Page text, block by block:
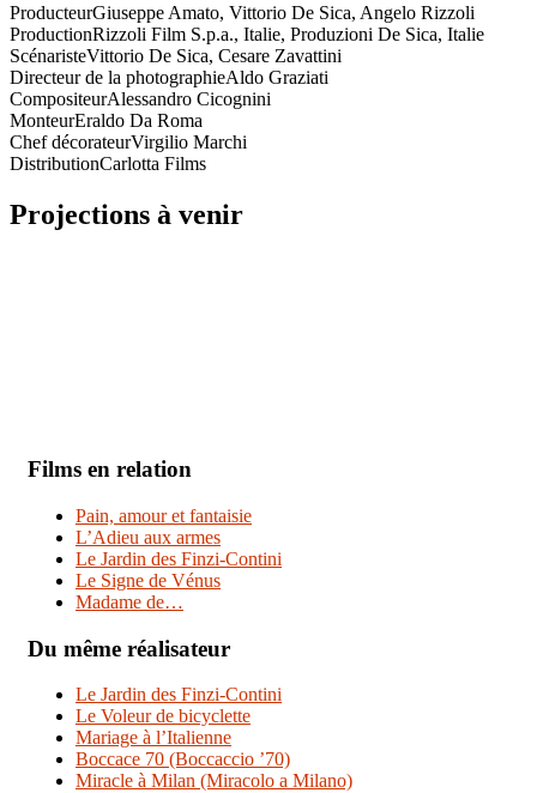
ProducteurGiuseppe Amato, Vittorio De Sica, Angelo Rizzoli
ProductionRizzoli Film S.p.a., Italie, Produzioni De Sica, Italie
ScénaristeVittorio De Sica, Cesare Zavattini
Directeur de la photographieAldo Graziati
CompositeurAlessandro Cicognini
MonteurEraldo Da Roma
Chef décorateurVirgilio Marchi
DistributionCarlotta Films
Projections à venir
Films en relation
Pain, amour et fantaisie
L’Adieu aux armes
Le Jardin des Finzi-Contini
Le Signe de Vénus
Madame de…
Du même réalisateur
Le Jardin des Finzi-Contini
Le Voleur de bicyclette
Mariage à l’Italienne
Boccace 70 (Boccaccio ’70)
Miracle à Milan (Miracolo a Milano)